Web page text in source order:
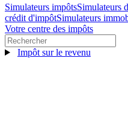
Simulateurs impôtsSimulateurs
crédit d'impôtSimulateurs
Votre centre des impôts
Impôt sur le revenu